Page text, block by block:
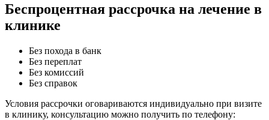
Беспроцентная рассрочка на лечение в
клинике
Без похода в банк
Без переплат
Без комиссий
Без справок
Условия рассрочки оговариваются индивидуально при визите
в клинику, консультацию можно получить по телефону: